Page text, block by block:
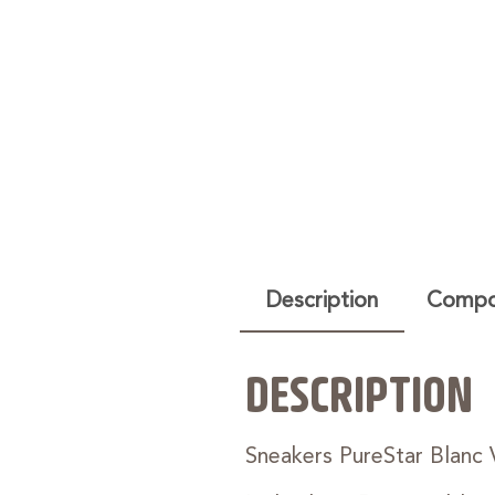
Description
DESCRIPTION
Sneakers PureStar Blanc